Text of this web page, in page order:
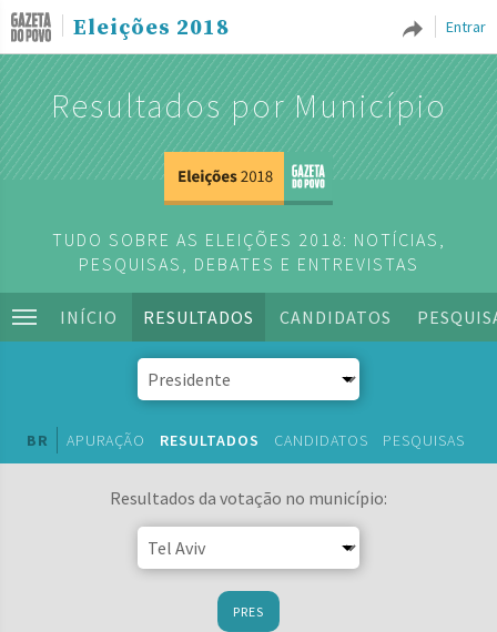
Entrar
Eleições 2018
Resultados por Município
TUDO SOBRE AS ELEIÇÕES 2018: NOTÍCIAS,
PESQUISAS, DEBATES E ENTREVISTAS
INÍCIO RESULTADOS CANDIDATOS
BR APURAÇÃO RESULTADOS CANDIDATOS PESQUISAS
Resultados da votação no município:
PRES